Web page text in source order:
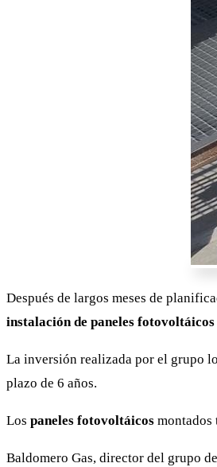
Después de largos meses de
instalación de paneles
La inversión realizada por el grupo
plazo de 6 años.
Los paneles fotovoltáicos montados
Baldomero Gas, director del grupo